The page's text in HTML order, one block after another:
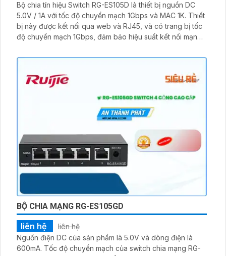
Bộ chia tín hiệu Switch RG-ES105D là thiết bị nguồn DC
5.0V / 1A với tốc độ chuyển mạch 1Gbps và MAC 1K. Thiết
bị này được kết nối qua web và RJ45, và có trang bị tốc
độ chuyển mạch 1Gbps, đảm bảo hiệu suất kết nối mạng
BỘ CHIA MẠNG RG-ES105GD
liên hệ
liên hệ
Nguồn điện DC của sản phẩm là 5.0V và dòng điện là
600mA. Tốc độ chuyển mạch của switch chia mạng RG-